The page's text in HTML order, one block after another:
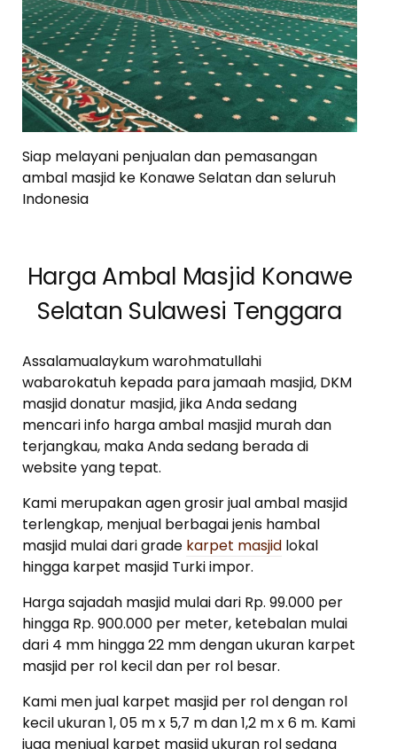
Siap melayani penjualan dan pemasangan
ambal masjid ke Konawe Selatan dan seluruh
Indonesia
Harga Ambal Masjid Konawe
Selatan Sulawesi Tenggara
Assalamualaykum warohmatullahi
wabarokatuh kepada para jamaah masjid, DKM
masjid donatur masjid, jika Anda sedang
mencari info harga ambal masjid murah dan
terjangkau, maka Anda sedang berada di
website yang tepat.
Kami merupakan agen grosir jual ambal masjid
terlengkap, menjual berbagai jenis hambal
masjid mulai dari grade karpet masjid lokal
hingga karpet masjid Turki impor.
Harga sajadah masjid mulai dari Rp. 99.000 per
hingga Rp. 900.000 per meter, ketebalan mulai
dari 4 mm hingga 22 mm dengan ukuran karpet
masjid per rol kecil dan per rol besar.
Kami men jual karpet masjid per rol dengan rol
kecil ukuran 1, 05 m x 5,7 m dan 1,2 m x 6 m. Kami
juga menjual karpet masjid ukuran rol sedang